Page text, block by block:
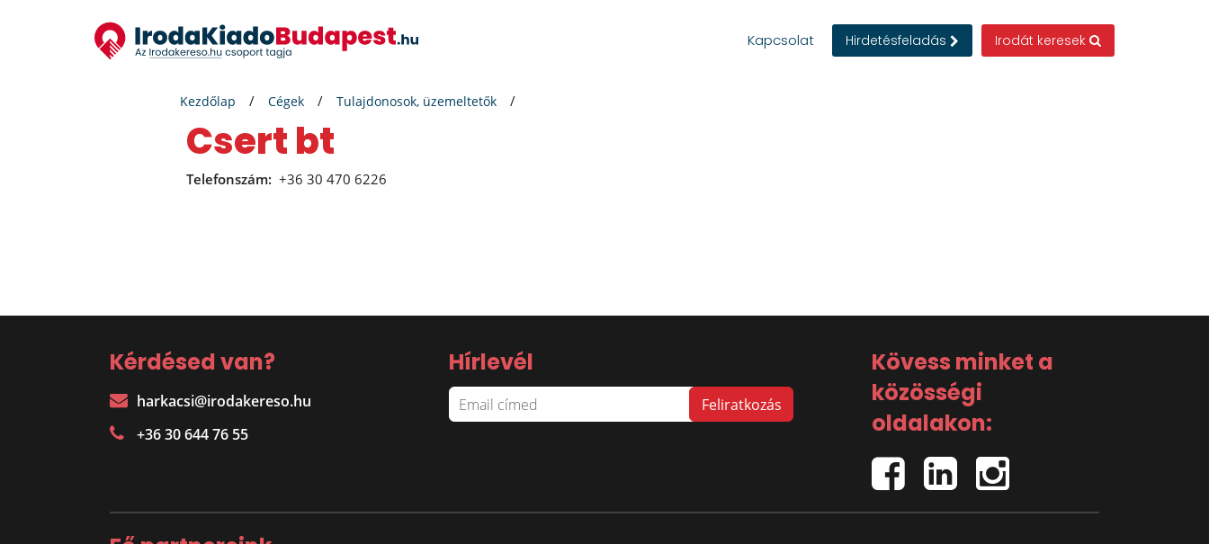
Kapcsolat Hirdetésfeladás Irodát keresek
Kezdőlap Cégek Tulajdonosok, üzemeltetők
Csert bt
Telefonszám: +36 30 470 6226
Kérdésed van?
harkacsi@irodakereso.hu
+36 30 644 76 55
Hírlevél
Kövess minket a
közösségi
oldalakon: